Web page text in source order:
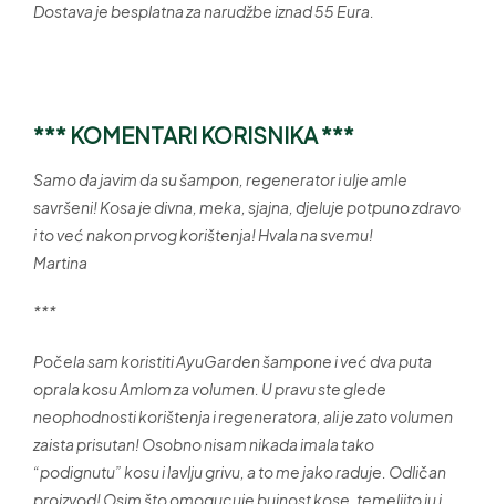
Dostava je besplatna za narudžbe iznad 55 Eura.
*** KOMENTARI KORISNIKA ***
Samo da javim da su šampon, regenerator i ulje amle
savršeni! Kosa je divna, meka, sjajna, djeluje potpuno zdravo
i to već nakon prvog korištenja! Hvala na svemu!
Martina
***
Počela sam koristiti AyuGarden šampone i već dva puta
oprala kosu Amlom za volumen. U pravu ste glede
neophodnosti korištenja i regeneratora, ali je zato volumen
zaista prisutan! Osobno nisam nikada imala tako
“podignutu” kosu i lavlju grivu, a to me jako raduje. Odličan
proizvod! Osim što omogucuje bujnost kose, temeljito ju i